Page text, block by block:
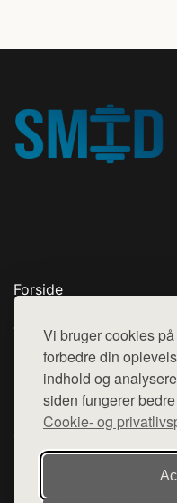
Vi bruger cookies
forbedre din
indhold og
siden fungerer
Cookie- og
Forside
Top Rabatter
Kontakt
Denne side er en del af
hjemmesider med